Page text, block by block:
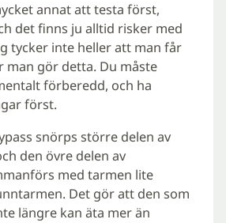
annat att testa först,
det finns ju alltid risker med
tycker inte heller att man får
man gör detta. Du måste
förberedd, och ha
först.
snörps större delen av
den övre delen av
med tarmen lite
Det gör att den som
längre kan äta mer än